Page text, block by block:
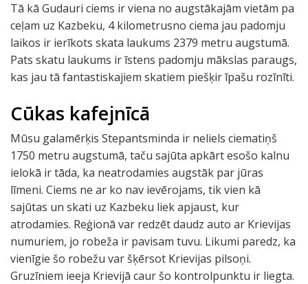
Tā kā Gudauri ciems ir viena no augstākajām vietām pa
ceļam uz Kazbeku, 4 kilometrusno ciema jau padomju
laikos ir ierīkots skata laukums 2379 metru augstumā.
Pats skatu laukums ir īstens padomju mākslas paraugs,
kas jau tā fantastiskajiem skatiem piešķir īpašu rozīnīti.
Cūkas kafejnīcā
Mūsu galamērķis Stepantsminda ir neliels ciematiņš
1750 metru augstumā, taču sajūta apkārt esošo kalnu
ielokā ir tāda, ka neatrodamies augstāk par jūras
līmeni. Ciems ne ar ko nav ievērojams, tik vien kā
sajūtas un skati uz Kazbeku liek apjaust, kur
atrodamies. Reģionā var redzēt daudz auto ar Krievijas
numuriem, jo robeža ir pavisam tuvu. Likumi paredz, ka
vienīgie šo robežu var šķērsot Krievijas pilsoņi.
Gruzīniem ieeja Krievijā caur šo kontrolpunktu ir liegta.